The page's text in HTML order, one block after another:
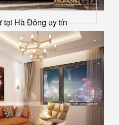
tại Hà Đông uy tín